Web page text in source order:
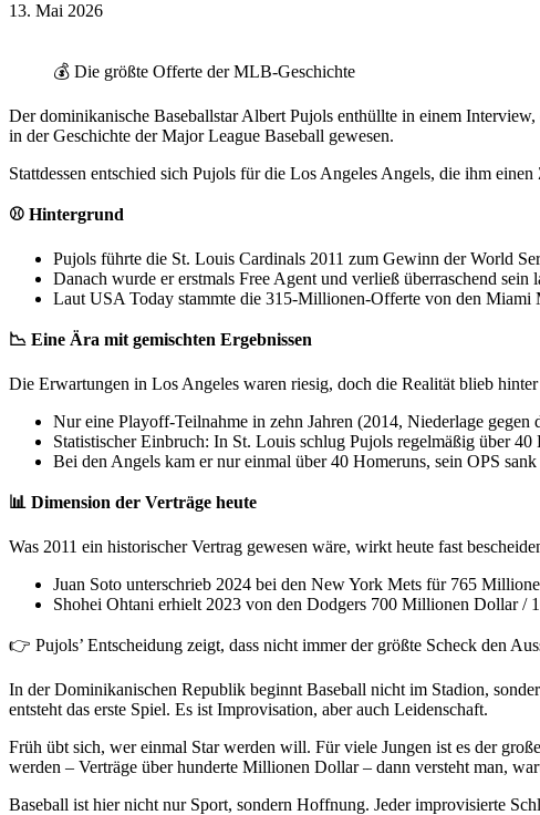
13. Mai 2026
💰 Die größte Offerte der MLB‑Geschichte
Der dominikanische Baseballstar Albert Pujols enthüllte in einem
in der Geschichte der Major League Baseball gewesen.
Stattdessen entschied sich Pujols für die Los Angeles Angels, die ihm
⚾ Hintergrund
Pujols führte die St. Louis Cardinals 2011 zum Gewinn der World
Danach wurde er erstmals Free Agent und verließ überraschend sein
Laut USA Today stammte die 315‑Millionen‑Offerte von den Miami
📉 Eine Ära mit gemischten Ergebnissen
Die Erwartungen in Los Angeles waren riesig, doch die Realität blieb
Nur eine Playoff‑Teilnahme in zehn Jahren (2014, Niederlage gegen
Statistischer Einbruch: In St. Louis schlug Pujols regelmäßig über
Bei den Angels kam er nur einmal über 40 Homeruns, sein OPS
📊 Dimension der Verträge heute
Was 2011 ein historischer Vertrag gewesen wäre, wirkt heute fast
Juan Soto unterschrieb 2024 bei den New York Mets für 765
Shohei Ohtani erhielt 2023 von den Dodgers 700 Millionen Dollar /
👉 Pujols’ Entscheidung zeigt, dass nicht immer der größte Scheck den
In der Dominikanischen Republik beginnt Baseball nicht im Stadion,
entsteht das erste Spiel. Es ist Improvisation, aber auch Leidenschaft.
Früh übt sich, wer einmal Star werden will. Für viele Jungen ist es der
werden – Verträge über hunderte Millionen Dollar – dann versteht man,
Baseball ist hier nicht nur Sport, sondern Hoffnung. Jeder improvisierte